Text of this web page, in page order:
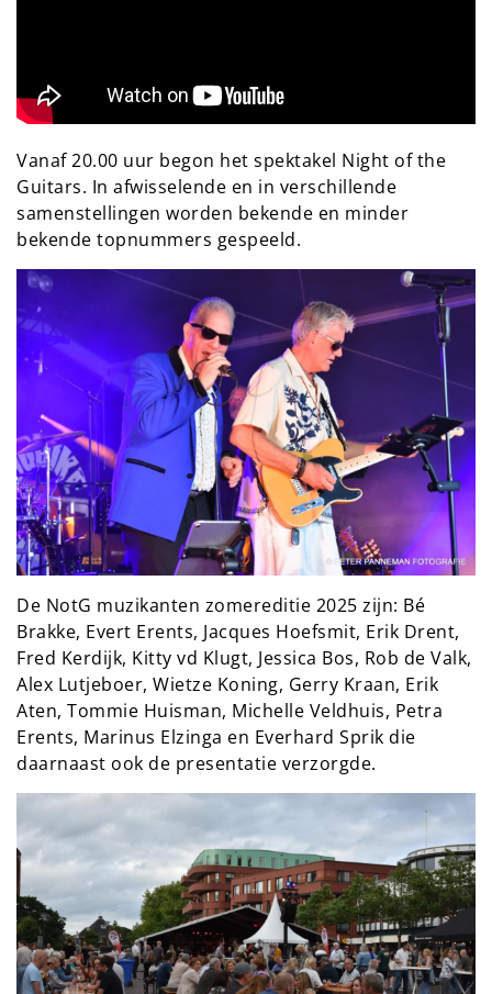
Vanaf 20.00 uur begon het spektakel Night of the
Guitars. In afwisselende en in verschillende
samenstellingen worden bekende en minder
bekende topnummers gespeeld.
De NotG muzikanten zomereditie 2025 zijn: Bé
Brakke, Evert Erents, Jacques Hoefsmit, Erik Drent,
Fred Kerdijk, Kitty vd Klugt, Jessica Bos, Rob de Valk,
Alex Lutjeboer, Wietze Koning, Gerry Kraan, Erik
Aten, Tommie Huisman, Michelle Veldhuis, Petra
Erents, Marinus Elzinga en Everhard Sprik die
daarnaast ook de presentatie verzorgde.